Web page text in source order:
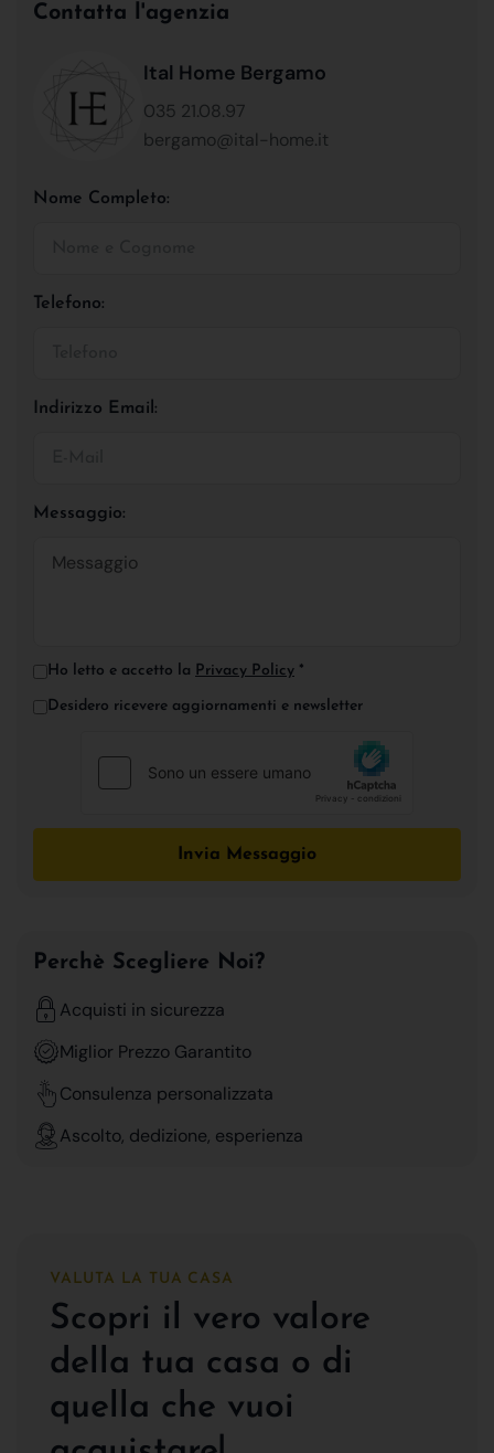
Contatta l'agenzia
Ital Home Bergamo
035 21.08.97
bergamo@ital-home.it
Nome Completo:
Telefono:
Indirizzo Email:
Messaggio:
Ho letto e accetto la Privacy Policy *
Desidero ricevere aggiornamenti e newsletter
Invia Messaggio
Perchè Scegliere Noi?
Acquisti in sicurezza
Miglior Prezzo Garantito
Consulenza personalizzata
Ascolto, dedizione, esperienza
VALUTA LA TUA CASA
Scopri il vero valore
della tua casa o di
quella che vuoi